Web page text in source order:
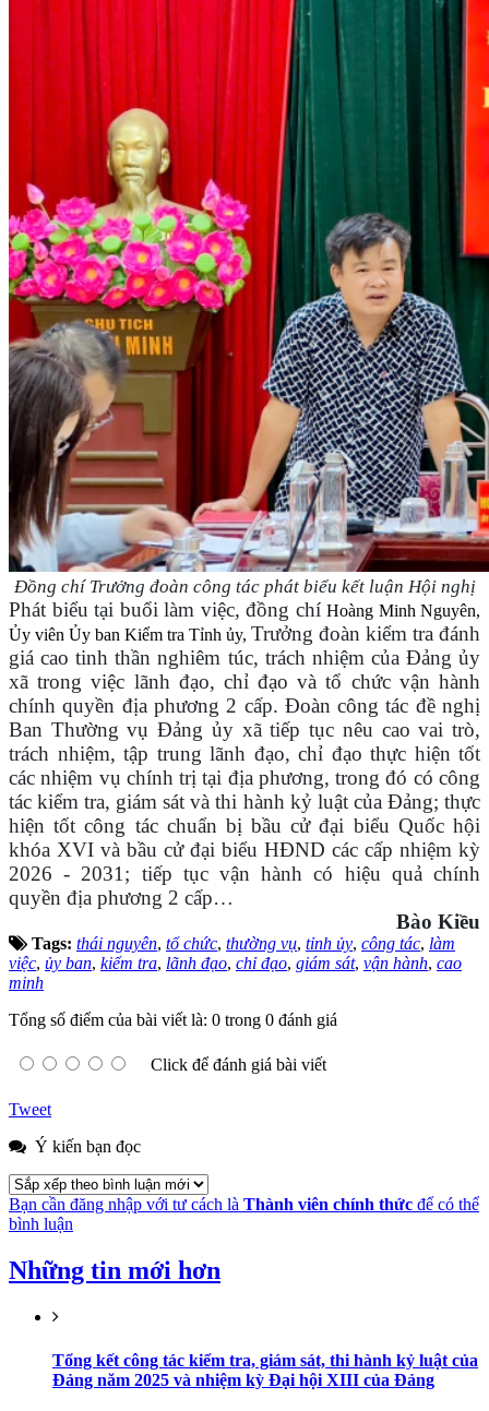
Đồng chí Trưởng đoàn công tác phát biểu kết luận Hội nghị
Phát biểu tại buổi làm việc, đồng chí Hoàng Minh Nguyên,
Ủy viên Ủy ban Kiểm tra Tỉnh ủy, Trưởng đoàn kiểm tra đánh
giá cao tinh thần nghiêm túc, trách nhiệm của Đảng ủy
xã trong việc lãnh đạo, chỉ đạo và tổ chức vận hành
chính quyền địa phương 2 cấp. Đoàn công tác đề nghị
Ban Thường vụ Đảng ủy xã tiếp tục nêu cao vai trò,
trách nhiệm, tập trung lãnh đạo, chỉ đạo thực hiện tốt
các nhiệm vụ chính trị tại địa phương, trong đó có công
tác kiểm tra, giám sát và thi hành kỷ luật của Đảng; thực
hiện tốt công tác chuẩn bị bầu cử đại biểu Quốc hội
khóa XVI và bầu cử đại biểu HĐND các cấp nhiệm kỳ
2026 - 2031; tiếp tục vận hành có hiệu quả chính
quyền địa phương 2 cấp…
Bào Kiều
Tags: thái nguyên, tổ chức, thường vụ, tỉnh ủy, công tác, làm
việc, ủy ban, kiểm tra, lãnh đạo, chỉ đạo, giám sát, vận hành, cao
minh
Tổng số điểm của bài viết là: 0 trong 0 đánh giá
Click để đánh giá bài viết
Tweet
Ý kiến bạn đọc
Bạn cần đăng nhập với tư cách là Thành viên chính thức để có thể
bình luận
Những tin mới hơn
Tổng kết công tác kiểm tra, giám sát, thi hành kỷ luật của
Đảng năm 2025 và nhiệm kỳ Đại hội XIII của Đảng